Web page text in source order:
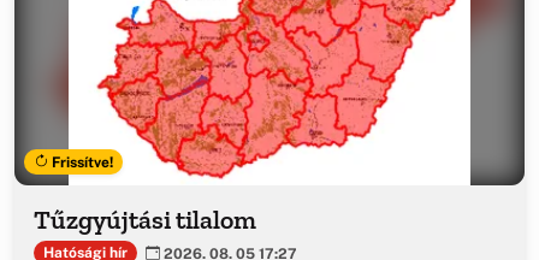
Frissítve!
Tűzgyújtási tilalom
Hatósági hír 2026. 08. 05 17:27